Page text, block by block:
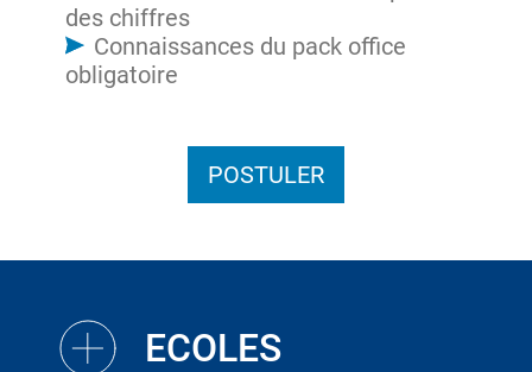
des chiffres
Connaissances du pack office
obligatoire
POSTULER
ECOLES